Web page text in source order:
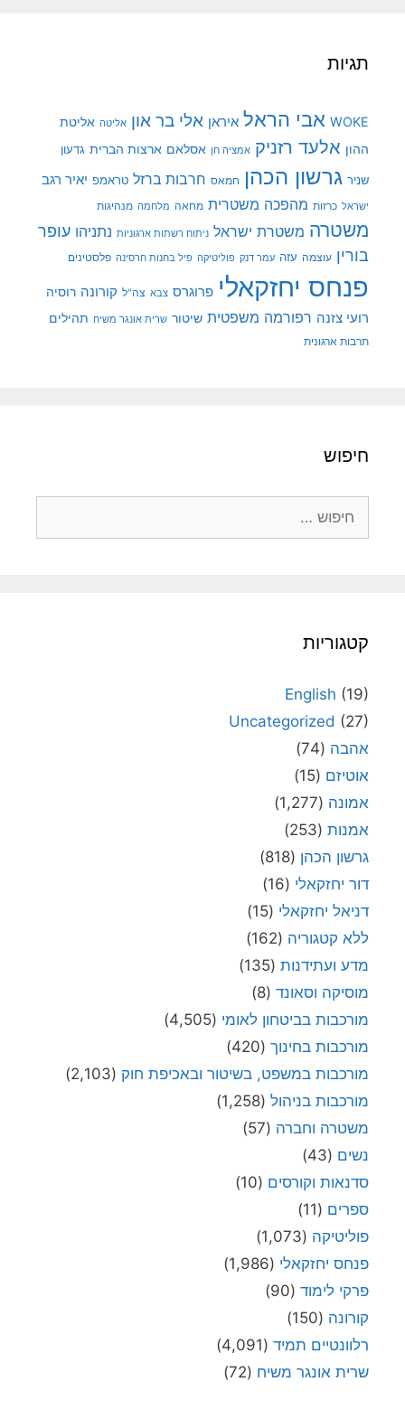
תגיות
WOKE אבי הראל איראן אלי בר און אליטה אליטת
ההון אלעד רזניק אמציה חן אסלאם ארצות הברית גדעון
שניר גרשון הכהן חמאס חרבות ברזל טראמפ יאיר רגב
ישראל כרזות מהפכה משטרית מחאה מלחמה מנהיגות
משטרה משטרת ישראל ניתוח רשתות ארגוניות נתניהו עופר
בורין עוצמה עזה עמר דנק פוליטיקה פיל בחנות חרסינה פלסטינים
פנחס יחזקאלי פרוגרס צבא צה"ל קורונה רוסיה
רועי צזנה רפורמה משפטית שיטור שרית אונגר משיח תהילים
תרבות ארגונית
חיפוש
קטגוריות
English (19)
Uncategorized (27)
אהבה (74)
אוטיזם (15)
אמונה (1,277)
אמנות (253)
גרשון הכהן (818)
דור יחזקאלי (16)
דניאל יחזקאלי (15)
ללא קטגוריה (162)
מדע ועתידנות (135)
מוסיקה וסאונד (8)
מורכבות בביטחון לאומי (4,505)
מורכבות בחינוך (420)
מורכבות במשפט, בשיטור ובאכיפת חוק (2,103)
מורכבות בניהול (1,258)
משטרה וחברה (57)
נשים (43)
סדנאות וקורסים (10)
ספרים (11)
פוליטיקה (1,073)
פנחס יחזקאלי (1,986)
פרקי לימוד (90)
קורונה (150)
רלוונטיים תמיד (4,091)
שרית אונגר משיח (72)